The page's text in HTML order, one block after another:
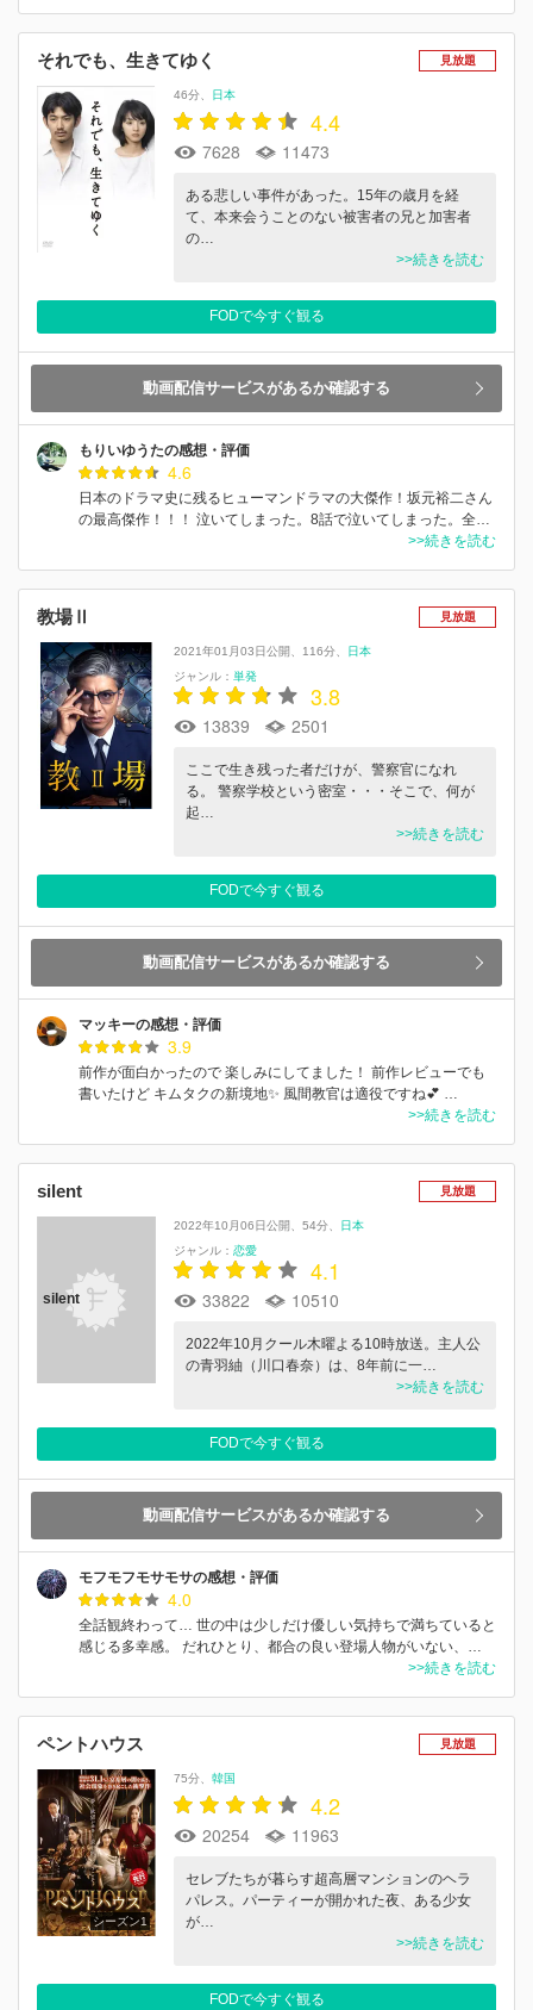
それでも、生きてゆく 見放題
46分 日本
4.4
7628 11473
ある悲しい事件があった。15年の歳月を経
て、本来会うことのない被害者の兄と加害者
の…
>>続きを読む
FODで今すぐ観る
動画配信サービスがあるか確認する
もりいゆうたの感想・評価
4.6
日本のドラマ史に残るヒューマンドラマの大傑作！坂元裕二さん
の最高傑作！！！ 泣いてしまった。8話で泣いてしまった。全…
>>続きを読む
教場Ⅱ 見放題
2021年01月03日公開 116分
日本
ジャンル： 単発
3.8
13839 2501
ここで生き残った者だけが、警察官になれ
る。 警察学校という密室・・・そこで、何が
起…
>>続きを読む
FODで今すぐ観る
動画配信サービスがあるか確認する
マッキーの感想・評価
3.9
前作が面白かったので 楽しみにしてました！ 前作レビューでも
書いたけど キムタクの新境地✨ 風間教官は適役ですね💕 …
>>続きを読む
silent 見放題
silent
2022年10月06日公開 54分
日本
ジャンル： 恋愛
4.1
33822 10510
2022年10月クール木曜よる10時放送。主人公
の青羽紬（川口春奈）は、8年前に一…
>>続きを読む
FODで今すぐ観る
動画配信サービスがあるか確認する
モフモフモサモサの感想・評価
4.0
全話観終わって… 世の中は少しだけ優しい気持ちで満ちていると
感じる多幸感。 だれひとり、都合の良い登場人物がいない、…
>>続きを読む
ペントハウス 見放題
シーズン1
75分 韓国
4.2
20254 11963
セレブたちが暮らす超高層マンションのヘラ
パレス。パーティーが開かれた夜、ある少女
が…
>>続きを読む
FODで今すぐ観る